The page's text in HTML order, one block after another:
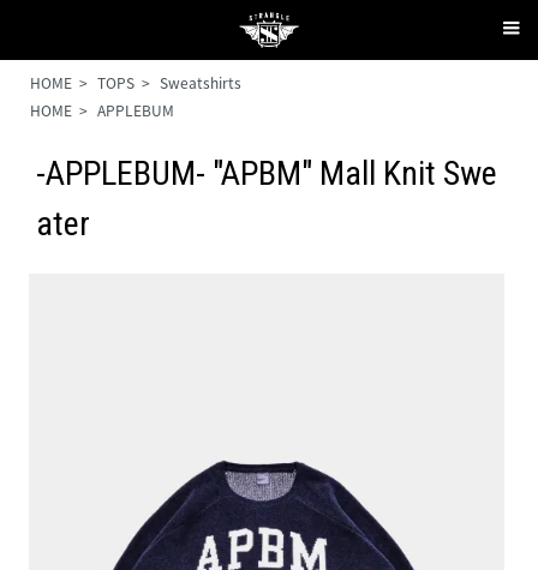
HOME > TOPS > Sweatshirts
HOME > APPLEBUM
-APPLEBUM- "APBM" Mall Knit Swe
ater